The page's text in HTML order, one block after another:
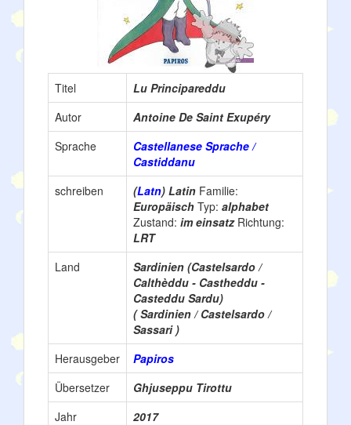
Titel
Lu Principareddu
Autor
Antoine De Saint Exupéry
Sprache
Castellanese Sprache /
Castiddanu
schreiben
(Latn) Latin Familie:
Europäisch Typ: alphabet
Zustand: im einsatz Richtung:
LRT
Land
Sardinien (Castelsardo /
Calthèddu - Castheddu -
Casteddu Sardu)
( Sardinien / Castelsardo /
Sassari )
Herausgeber
Papiros
Übersetzer
Ghjuseppu Tirottu
Jahr
2017